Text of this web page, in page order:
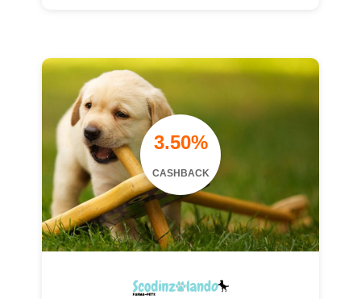
3.50%
CASHBACK